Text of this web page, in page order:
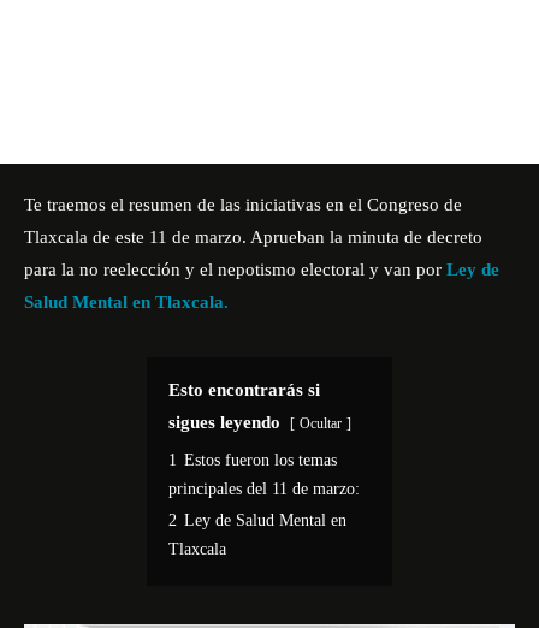
Te traemos el resumen de las iniciativas en el Congreso de
Tlaxcala de este 11 de marzo. Aprueban la minuta de decreto
para la no reelección y el nepotismo electoral y van por Ley de
Salud Mental en Tlaxcala.
Esto encontrarás si
sigues leyendo
Ocultar
1 Estos fueron los temas
principales del 11 de marzo:
2 Ley de Salud Mental en
Tlaxcala